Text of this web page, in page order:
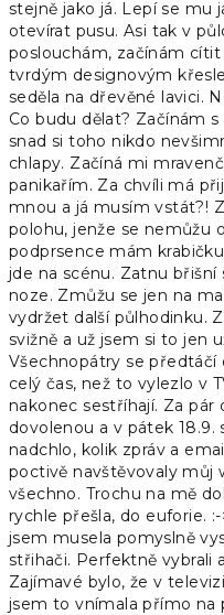
stejně jako já. Lepí se mu
otevírat pusu. Asi tak v
poslouchám, začínám
tvrdým designovým
seděla na dřevěné lavici.
Co budu dělat? Začínám
snad si toho nikdo
chlapy. Začíná mi
panikařím. Za chvíli má
mnou a já musím vstát?!
polohu, jenže se nemůžu
podprsence mám
jde na scénu. Zatnu břišní
noze. Zmůžu se jen na
vydržet další půlhodinku.
svižně a už jsem si to jen
Všechnopátry se
celý čas, než to vylezlo v
nakonec sestříhají. Za pár
dovolenou a v pátek
nadchlo, kolik zpráv a
poctivě navštěvovaly můj
všechno. Trochu na mě
rychle přešla, do euforie.
jsem musela pomyslně
střihači. Perfektně vybrali
Zajímavé bylo, že v
jsem to vnímala přímo na